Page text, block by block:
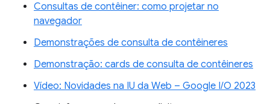
Consultas de contêiner: como projetar no
navegador
Demonstrações de consulta de contêineres
Demonstração: cards de consulta de contêineres
Vídeo: Novidades na IU da Web – Google I/O 2023